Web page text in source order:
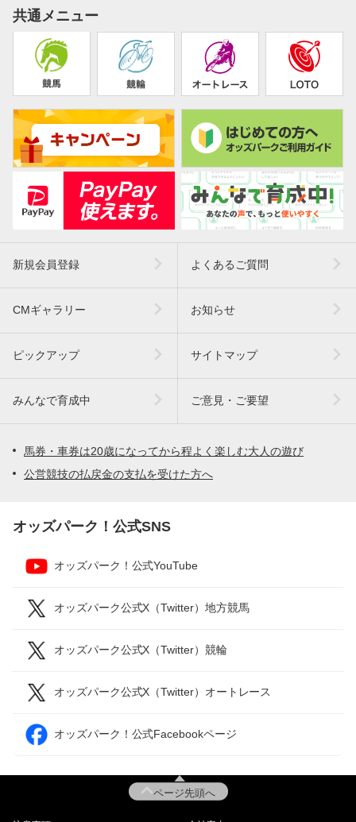
共通メニュー
新規会員登録 よくあるご質問
CMギャラリー お知らせ
ピックアップ サイトマップ
みんなで育成中 ご意見・ご要望
馬券・車券は20歳になってから程よく楽しむ大人の遊び
公営競技の払戻金の支払を受けた方へ
オッズパーク！公式SNS
オッズパーク！公式YouTube
オッズパーク公式X（Twitter）地方競馬
オッズパーク公式X（Twitter）競輪
オッズパーク公式X（Twitter）オートレース
オッズパーク！公式Facebookページ
ページ先頭へ